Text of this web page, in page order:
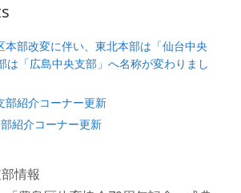
改変に伴い、東北本部は「仙台中央
は「広島中央支部」へ名称が変わりまし
介コーナー更新
介コーナー更新
情報